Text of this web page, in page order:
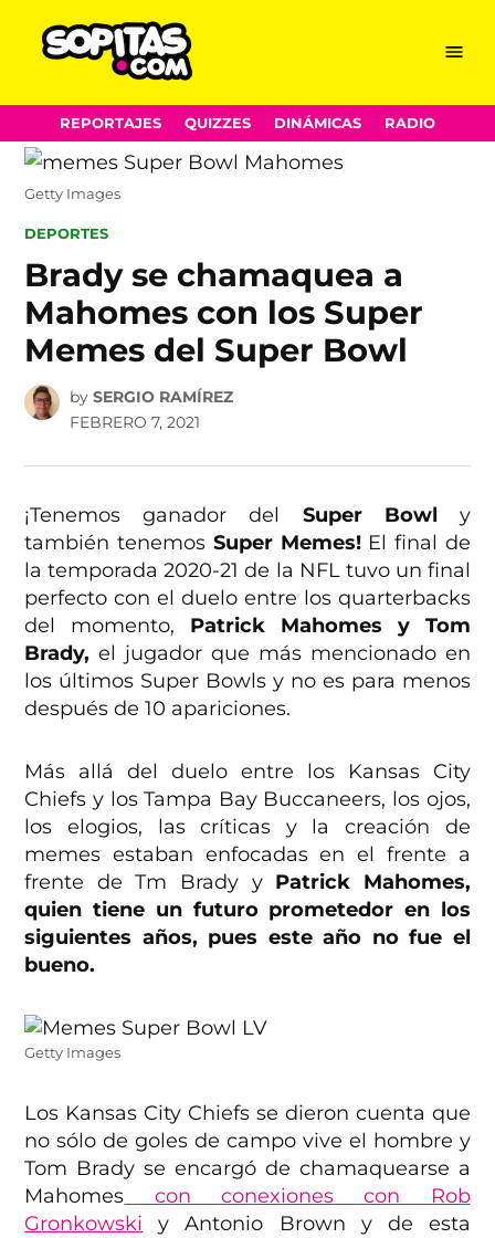
Skip
to
content
Menu
REPORTAJES QUIZZES DINÁMICAS RADIO
Getty Images
POSTED
DEPORTES
Brady se chamaquea a
Mahomes con los Super
Memes del Super Bowl
by SERGIO RAMÍREZ
FEBRERO 7, 2021
¡Tenemos ganador del Super Bowl y
también tenemos Super Memes!El final de
la temporada 2020-21 de la NFL tuvo un final
perfecto con el duelo entre los quarterbacks
del momento, Patrick Mahomes y Tom
Brady, el jugador que más mencionado en
los últimos Super Bowls y no es para menos
después de 10 apariciones.
Más allá del duelo entre los Kansas City
Chiefs y los Tampa Bay Buccaneers, los ojos,
los elogios, las críticas y la creación de
memes estaban enfocadas en el frente a
frente de Tm Brady y Patrick Mahomes,
quien tiene un futuro prometedor en los
siguientes años, pues este año no fue el
bueno.
Getty Images
Los Kansas City Chiefs se dieron cuenta que
no sólo de goles de campo vive el hombre y
Tom Brady se encargó de chamaquearse a
Mahomes con conexiones con Rob
Gronkowski y Antonio Brown y de esta